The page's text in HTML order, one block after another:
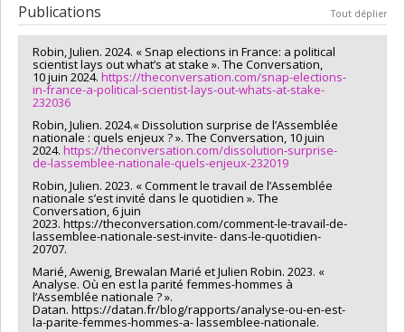
Publications Tout déplier
Robin, Julien. 2024. « Snap elections in France: a political
scientist lays out what’s at stake ». The Conversation,
10 juin 2024. https://theconversation.com/snap-elections-
in-france-a-political-scientist-lays-out-whats-at-stake-
232036
Robin, Julien. 2024.« Dissolution surprise de l’Assemblée
nationale : quels enjeux ? ». The Conversation, 10 juin
2024. https://theconversation.com/dissolution-surprise-
de-lassemblee-nationale-quels-enjeux-232019
Robin, Julien. 2023. « Comment le travail de l’Assemblée
nationale s’est invité dans le quotidien ». The
Conversation, 6 juin
2023. https://theconversation.com/comment-le-travail-de-
lassemblee-nationale-sest-invite- dans-le-quotidien-
20707.
Marié, Awenig, Brewalan Marié et Julien Robin. 2023. «
Analyse. Où en est la parité femmes-hommes à
l’Assemblée nationale ? ».
Datan. https://datan.fr/blog/rapports/analyse-ou-en-est-
la-parite-femmes-hommes-a- lassemblee-nationale.